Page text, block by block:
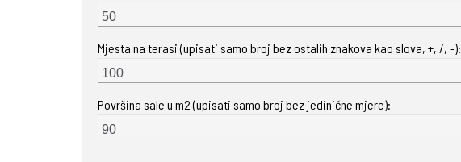
Mjesta na terasi (upisati samo broj bez ostalih znakova kao slova, +, /, -):
Površina sale u m2 (upisati samo broj bez jedinične mjere):